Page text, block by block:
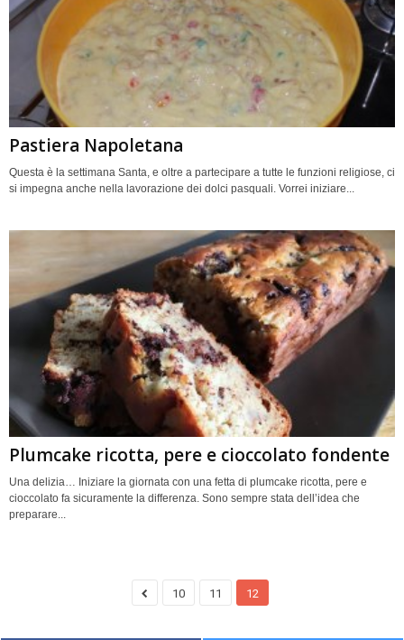
Pastiera Napoletana
Questa è la settimana Santa, e oltre a partecipare a tutte le funzioni religiose, ci
si impegna anche nella lavorazione dei dolci pasquali. Vorrei iniziare...
Plumcake ricotta, pere e cioccolato fondente
Una delizia… Iniziare la giornata con una fetta di plumcake ricotta, pere e
cioccolato fa sicuramente la differenza. Sono sempre stata dell’idea che
preparare...
10 11 12